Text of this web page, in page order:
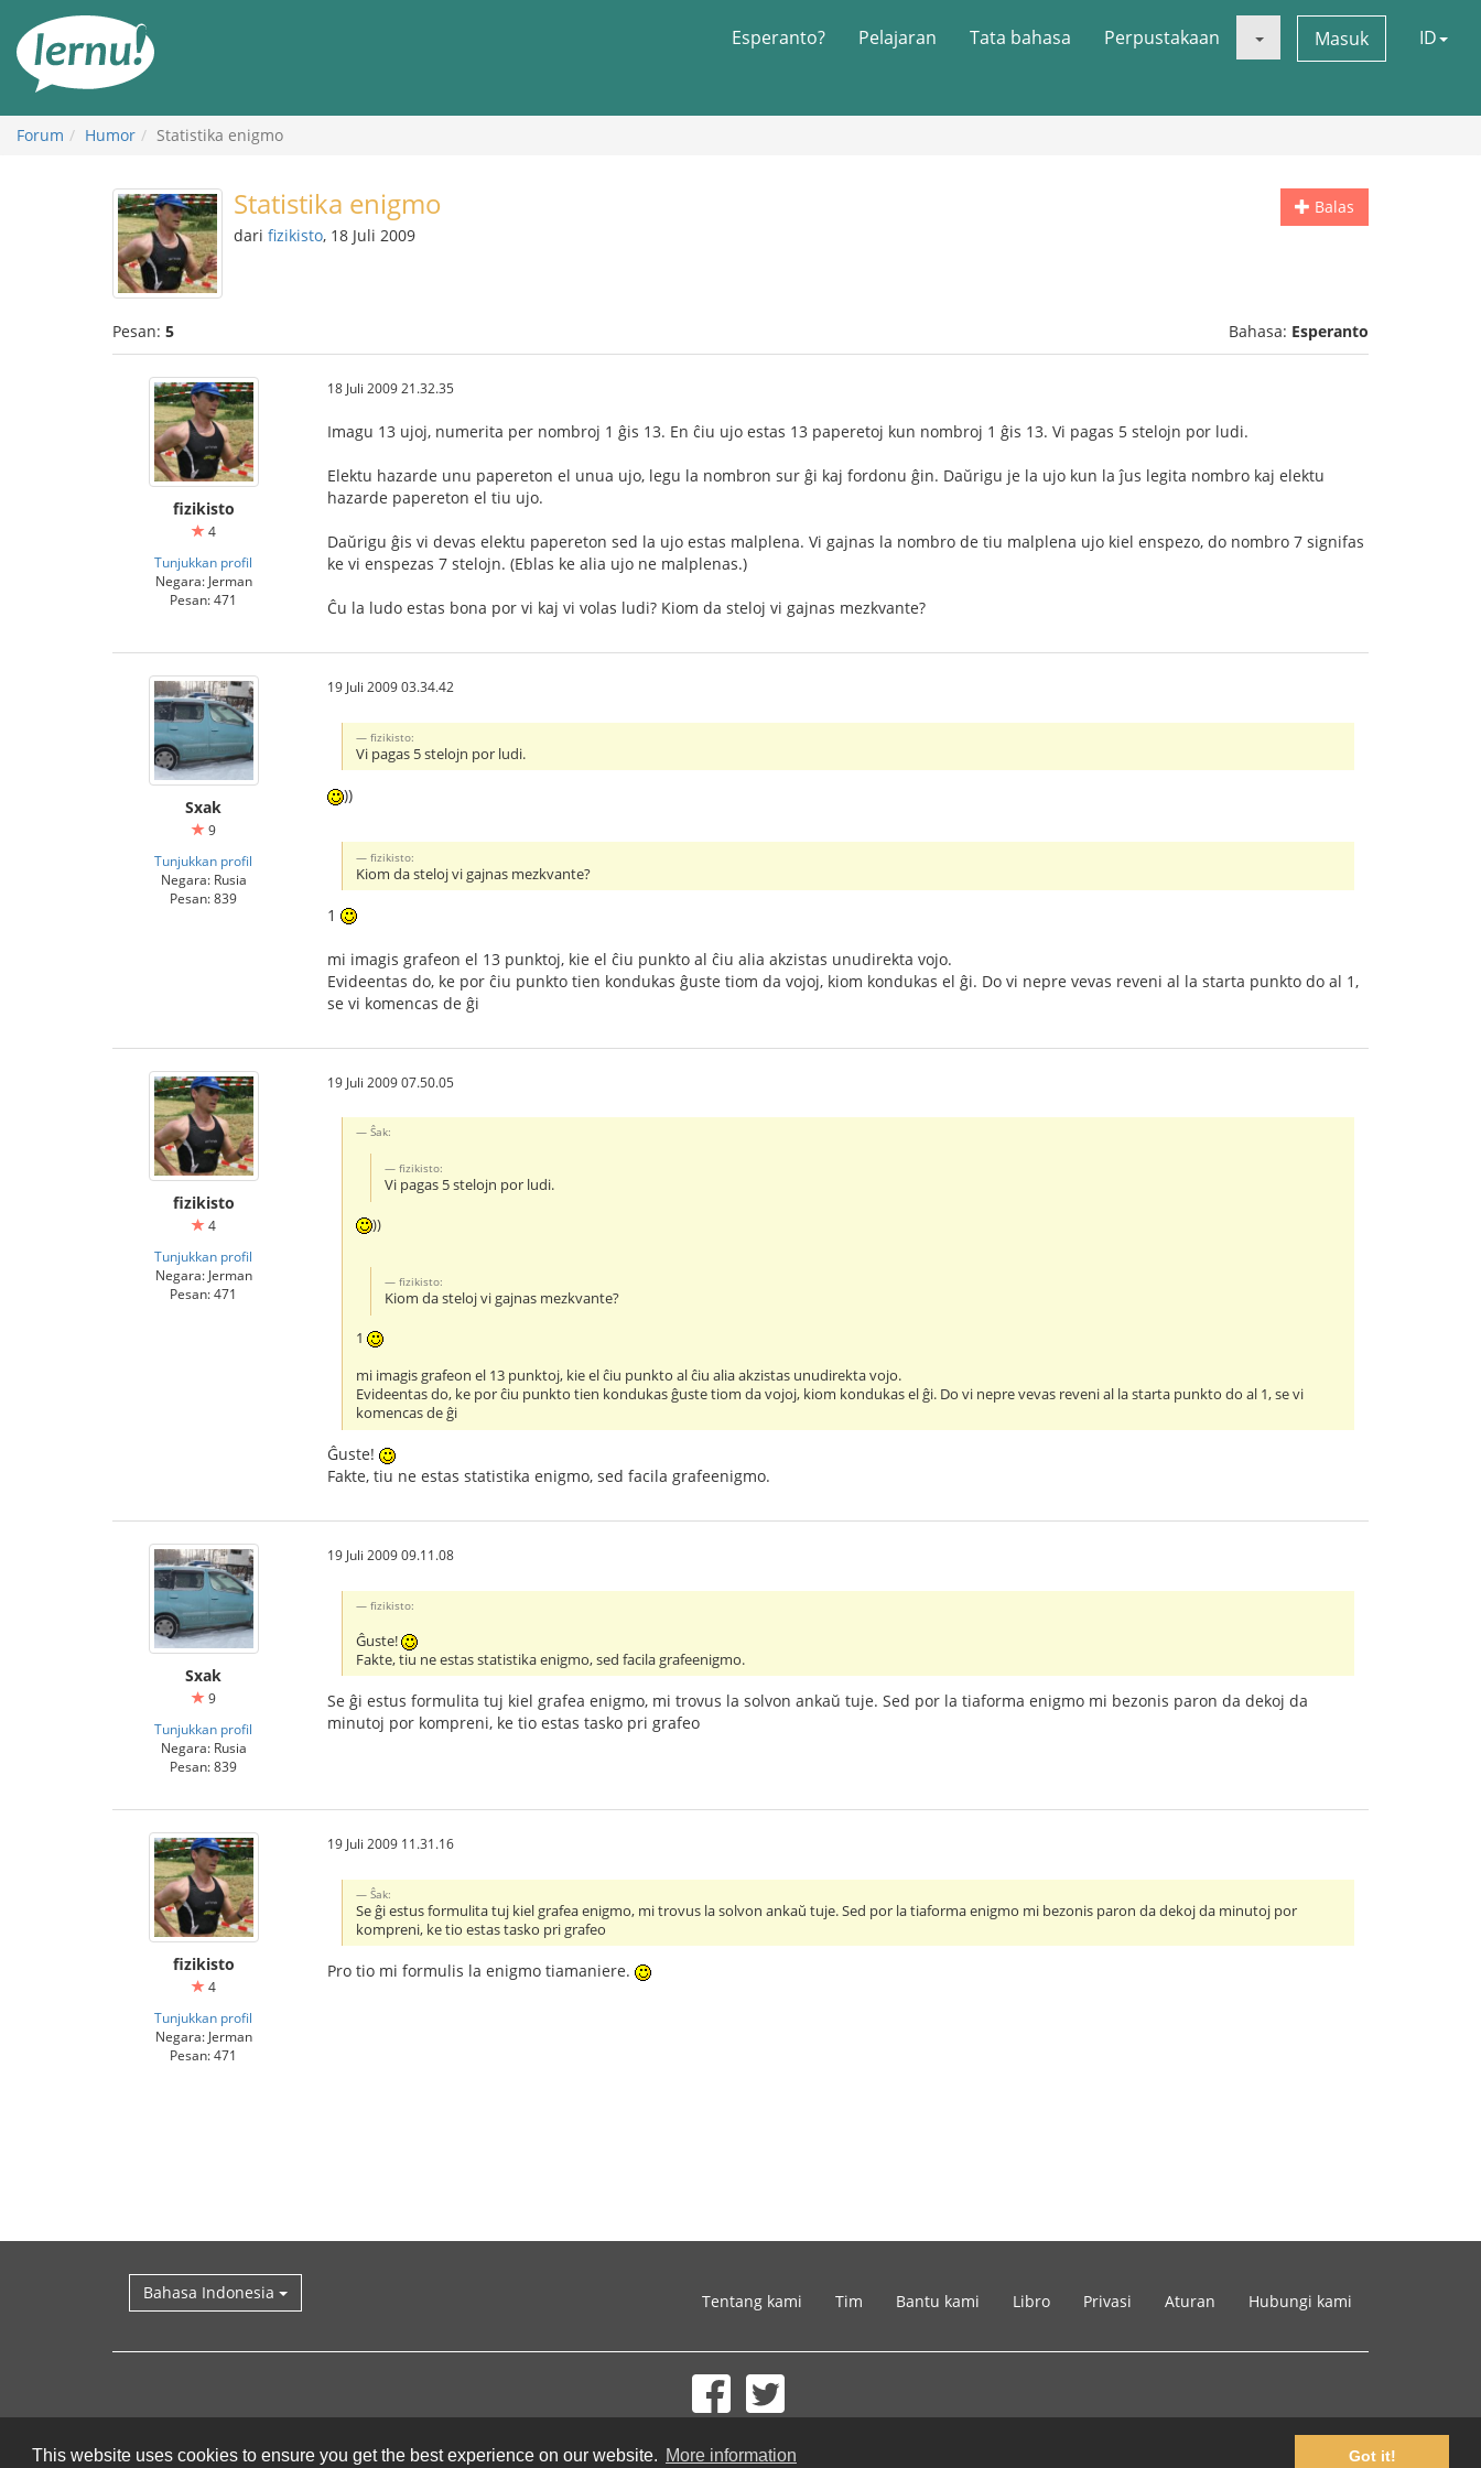
This website uses cookies to ensure you get the best experience on our website. More information Got it!
daftar
Esperanto? Pelajaran Tata bahasa Perpustakaan Masuk ID
Forum Humor Statistika enigmo
Balas
Statistika enigmo
dari fizikisto, 18 Juli 2009
Pesan: 5 Bahasa: Esperanto
fizikisto
4
Tunjukkan profil
Negara: Jerman
Pesan: 471
18 Juli 2009 21.32.35
Imagu 13 ujoj, numerita per nombroj 1 ĝis 13. En ĉiu ujo estas 13 paperetoj kun nombroj 1 ĝis 13. Vi pagas 5 stelojn por ludi.
Elektu hazarde unu papereton el unua ujo, legu la nombron sur ĝi kaj fordonu ĝin. Daŭrigu je la ujo kun la ĵus legita nombro kaj elektu
hazarde papereton el tiu ujo.
Daŭrigu ĝis vi devas elektu papereton sed la ujo estas malplena. Vi gajnas la nombro de tiu malplena ujo kiel enspezo, do nombro 7 signifas
ke vi enspezas 7 stelojn. (Eblas ke alia ujo ne malplenas.)
Ĉu la ludo estas bona por vi kaj vi volas ludi? Kiom da steloj vi gajnas mezkvante?
Sxak
9
Tunjukkan profil
Negara: Rusia
Pesan: 839
19 Juli 2009 03.34.42
fizikisto:
Vi pagas 5 stelojn por ludi.
))
fizikisto:
Kiom da steloj vi gajnas mezkvante?
1
mi imagis grafeon el 13 punktoj, kie el ĉiu punkto al ĉiu alia akzistas unudirekta vojo.
Evideentas do, ke por ĉiu punkto tien kondukas ĝuste tiom da vojoj, kiom kondukas el ĝi. Do vi nepre vevas reveni al la starta punkto do al 1,
se vi komencas de ĝi
fizikisto
4
Tunjukkan profil
Negara: Jerman
Pesan: 471
19 Juli 2009 07.50.05
Ŝak:
fizikisto:
Vi pagas 5 stelojn por ludi.
))
fizikisto:
Kiom da steloj vi gajnas mezkvante?
1
mi imagis grafeon el 13 punktoj, kie el ĉiu punkto al ĉiu alia akzistas unudirekta vojo.
Evideentas do, ke por ĉiu punkto tien kondukas ĝuste tiom da vojoj, kiom kondukas el ĝi. Do vi nepre vevas reveni al la starta punkto do al 1, se vi
komencas de ĝi
Ĝuste!
Fakte, tiu ne estas statistika enigmo, sed facila grafeenigmo.
Sxak
9
Tunjukkan profil
Negara: Rusia
Pesan: 839
19 Juli 2009 09.11.08
fizikisto:
Ĝuste!
Fakte, tiu ne estas statistika enigmo, sed facila grafeenigmo.
Se ĝi estus formulita tuj kiel grafea enigmo, mi trovus la solvon ankaŭ tuje. Sed por la tiaforma enigmo mi bezonis paron da dekoj da
minutoj por kompreni, ke tio estas tasko pri grafeo
fizikisto
4
Tunjukkan profil
Negara: Jerman
Pesan: 471
19 Juli 2009 11.31.16
Ŝak:
Se ĝi estus formulita tuj kiel grafea enigmo, mi trovus la solvon ankaŭ tuje. Sed por la tiaforma enigmo mi bezonis paron da dekoj da minutoj por
kompreni, ke tio estas tasko pri grafeo
Pro tio mi formulis la enigmo tiamaniere.
Bahasa Indonesia Tentang kami Tim Bantu kami Libro Privasi Aturan Hubungi kami